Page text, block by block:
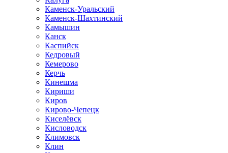
Каменск-Уральский
Каменск-Шахтинский
Камышин
Канск
Каспийск
Кедровый
Кемерово
Керчь
Кинешма
Кириши
Киров
Кирово-Чепецк
Киселёвск
Кисловодск
Климовск
Клин